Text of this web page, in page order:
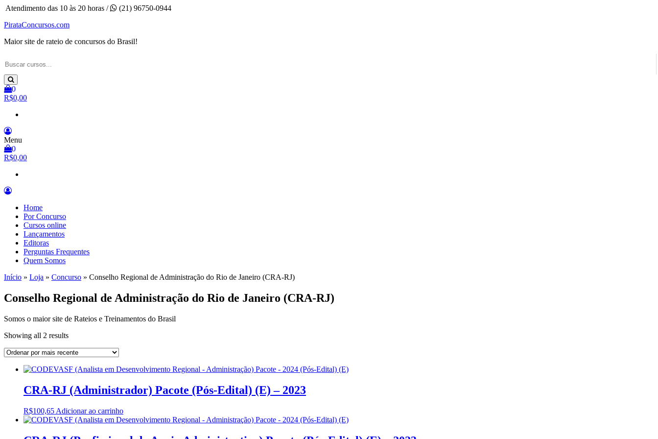
Pular
o
Atendimento das 10 às 20 horas /
(21) 96750-0944
PirataConcursos.com
Maior site de rateio de concursos do Brasil!
0
R$0,00
Menu
0
R$0,00
Home
Por Concurso
Cursos online
Lançamentos
Editoras
Perguntas Frequentes
Quem Somos
Início » Loja » Concurso » Conselho Regional de Administração do Rio de Janeiro (CRA-RJ)
Conselho Regional de Administração do Rio de Janeiro (CRA-RJ)
Somos o maior site de Rateios e Treinamentos do Brasil
Showing all 2 resultsSorted
latest
CRA-RJ (Administrador) Pacote (Pós-Edital) (E) – 2023
R$100,65 Adicionar ao carrinho